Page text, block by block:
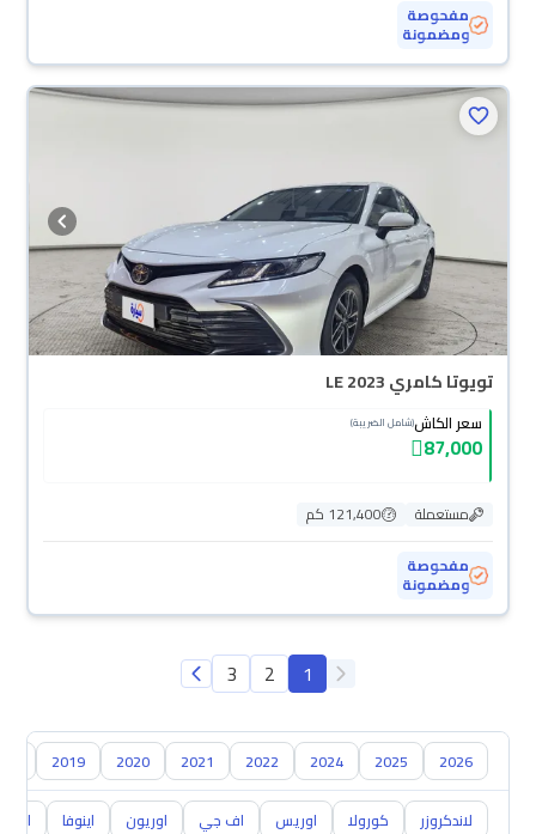
مفحوصة
ومضمونة
تويوتا كامري LE 2023
سعر الكاش(شامل الضريبة)
87,000
مستعملة
121,400 كم
مفحوصة
ومضمونة
1
2
3
2026
2025
2024
2022
2021
2020
2019
لاندكروزر كورولا اوريس اف جي اوريون اينوفا ايكو